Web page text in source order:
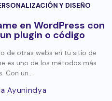
Y DISEÑO
en WordPress con
plugin o código
de otras webs en tu sitio de
es uno de los métodos más
Con un...
Ayunindya